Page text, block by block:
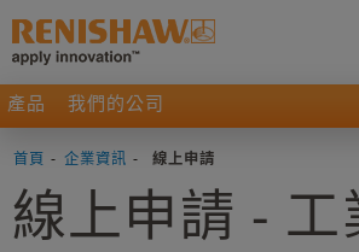
產品 我們的公司
首頁 - 企業資訊 - 線上申請
線上申請 - 工